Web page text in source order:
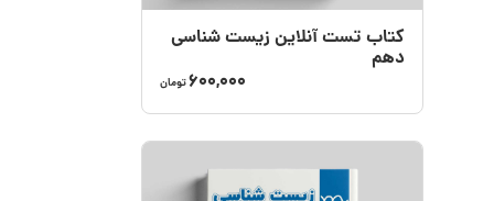
کتاب تست آنلاین زیست شناسی
دهم
600,000تومان